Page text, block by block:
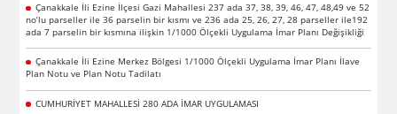
Çanakkale İli Ezine İlçesi Gazi Mahallesi 237 ada 37, 38, 39, 46, 47, 48,49 ve 52
no’lu parseller ile 36 parselin bir kısmı ve 236 ada 25, 26, 27, 28 parseller ile192
ada 7 parselin bir kısmına ilişkin 1/1000 Ölçekli Uygulama İmar Planı Değişikliği
Çanakkale İli Ezine Merkez Bölgesi 1/1000 Ölçekli Uygulama İmar Planı İlave
Plan Notu ve Plan Notu Tadilatı
CUMHURİYET MAHALLESİ 280 ADA İMAR UYGULAMASI